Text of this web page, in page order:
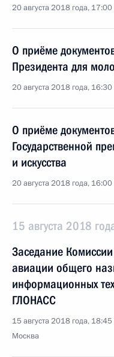
20 августа 2018 года, 17:00
О приёме
Президента для
20 августа 2018 года, 16:30
О приёме
Государственной
и искусства
20 августа 2018 года, 16:00
15 августа 2018
Заседание
авиации общего
информационных
ГЛОНАСС
15 августа 2018 года, 18:45
Москва